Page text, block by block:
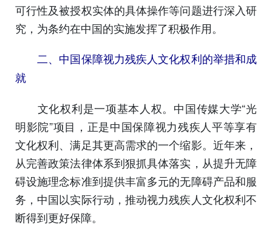
可行性及被授权实体的具体操作等问题进行深入研
究，为条约在中国的实施发挥了积极作用。
二、中国保障视力残疾人文化权利的举措和成
就
文化权利是一项基本人权。中国传媒大学“光
明影院”项目，正是中国保障视力残疾人平等享有
文化权利、满足其更高需求的一个缩影。近年来，
从完善政策法律体系到狠抓具体落实，从提升无障
碍设施理念标准到提供丰富多元的无障碍产品和服
务，中国以实际行动，推动视力残疾人文化权利不
断得到更好保障。